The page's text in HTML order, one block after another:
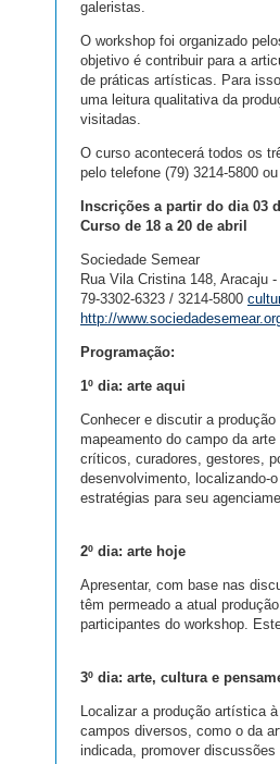
galeristas.
O workshop foi organizado
objetivo é contribuir para a
de práticas artísticas. Para
uma leitura qualitativa da
visitadas.
O curso acontecerá todos os
pelo telefone (79) 3214-5800
Inscrições a partir do dia 03
Curso de 18 a 20 de abril
Sociedade Semear
Rua Vila Cristina 148, Aracaju
79-3302-6323 / 3214-5800
http://
Programação:
1º dia: arte aqui
Conhecer e discutir a
mapeamento do campo da
críticos, curadores, gestores,
desenvolvimento, localizando-
estratégias para seu
2º dia: arte hoje
Apresentar, com base nas
têm permeado a atual
participantes do workshop.
3º dia: arte, cultura e
Localizar a produção artística
campos diversos, como o da
indicada, promover